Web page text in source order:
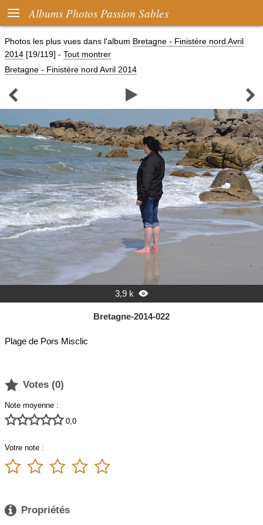
 Albums Photos Passion Sables
Photos les plus vues dans l'album Bretagne - Finistère nord Avril
2014 [19/119] - Tout montrer
Bretagne - Finistère nord Avril 2014
  
3,9 k 
Bretagne-2014-022
Plage de Pors Misclic
 Votes (0)
Note moyenne :
 0,0
Votre note :
    
 Propriétés